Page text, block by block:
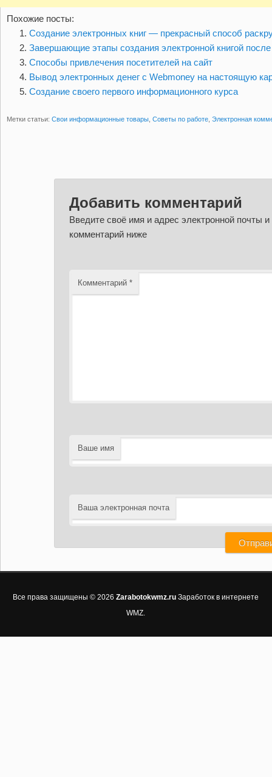
Похожие посты:
Создание электронных книг — прекрасный способ
Завершающие этапы создания электронной книгой после
Способы привлечения посетителей на сайт
Вывод электронных денег с Webmoney на настоящую
Создание своего первого информационного курса
Метки статьи: Свои информационные товары Советы по работе Электронная
Добавить комментарий
Введите своё имя и адрес электронной почты и
комментарий ниже
Комментарий*
Ваше имя
Ваша электронная почта
Все права защищены © 2026Zarabotokwmz.ruЗаработок в интернете
WMZ.